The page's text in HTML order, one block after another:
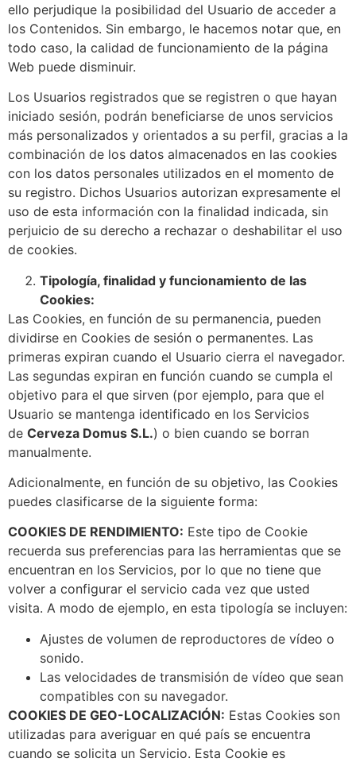
ello perjudique la posibilidad del Usuario de acceder a
los Contenidos. Sin embargo, le hacemos notar que, en
todo caso, la calidad de funcionamiento de la página
Web puede disminuir.
Los Usuarios registrados que se registren o que hayan
iniciado sesión, podrán beneficiarse de unos servicios
más personalizados y orientados a su perfil, gracias a la
combinación de los datos almacenados en las cookies
con los datos personales utilizados en el momento de
su registro. Dichos Usuarios autorizan expresamente el
uso de esta información con la finalidad indicada, sin
perjuicio de su derecho a rechazar o deshabilitar el uso
de cookies.
Tipología, finalidad y funcionamiento de las
Cookies:
Las Cookies, en función de su permanencia, pueden
dividirse en Cookies de sesión o permanentes. Las
primeras expiran cuando el Usuario cierra el navegador.
Las segundas expiran en función cuando se cumpla el
objetivo para el que sirven (por ejemplo, para que el
Usuario se mantenga identificado en los Servicios
de Cerveza Domus S.L.) o bien cuando se borran
manualmente.
Adicionalmente, en función de su objetivo, las Cookies
puedes clasificarse de la siguiente forma:
COOKIES DE RENDIMIENTO: Este tipo de Cookie
recuerda sus preferencias para las herramientas que se
encuentran en los Servicios, por lo que no tiene que
volver a configurar el servicio cada vez que usted
visita. A modo de ejemplo, en esta tipología se incluyen:
Ajustes de volumen de reproductores de vídeo o
sonido.
Las velocidades de transmisión de vídeo que sean
compatibles con su navegador.
COOKIES DE GEO-LOCALIZACIÓN: Estas Cookies son
utilizadas para averiguar en qué país se encuentra
cuando se solicita un Servicio. Esta Cookie es